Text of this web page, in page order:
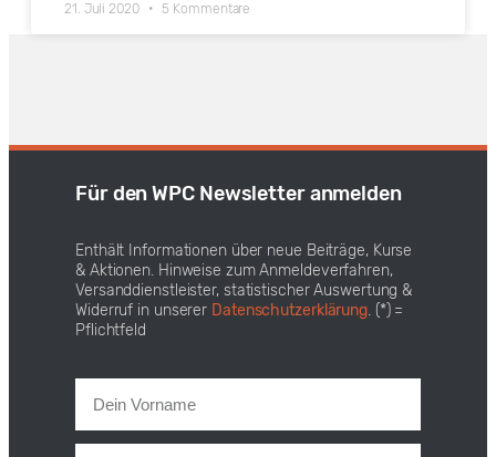
21. Juli 2020 5 Kommentare
Für den WPC Newsletter anmelden
Enthält Informationen über neue Beiträge, Kurse
& Aktionen. Hinweise zum Anmeldeverfahren,
Versanddienstleister, statistischer Auswertung &
Widerruf in unserer Datenschutzerklärung. (*) =
Pflichtfeld